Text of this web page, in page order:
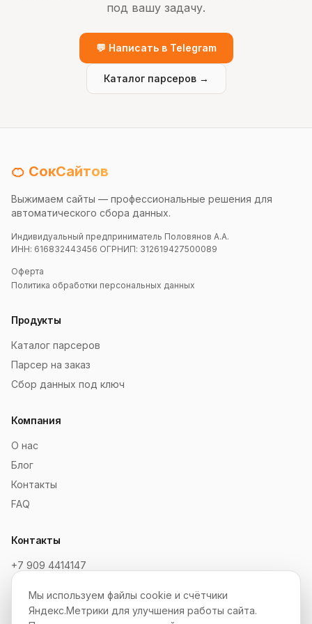
под вашу задачу.
💬 Написать в Telegram
Каталог парсеров →
🍊 СокСайтов
Выжимаем сайты — профессиональные решения для
автоматического сбора данных.
Индивидуальный предприниматель Половянов А.А.
ИНН: 616832443456 ОГРНИП: 312619427500089
Оферта
Политика обработки персональных данных
Продукты
Каталог парсеров
Парсер на заказ
Сбор данных под ключ
Компания
О нас
Блог
Контакты
FAQ
Контакты
+7 909 4414147
Telegram: @SokSaitov_bot
Мы используем файлы cookie и счётчики
Яндекс.Метрики для улучшения работы сайта.